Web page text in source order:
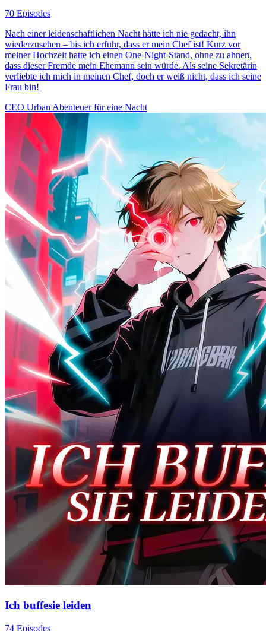
70 Episodes
Nach einer leidenschaftlichen Nacht hätte ich nie gedacht, ihn
wiederzusehen – bis ich erfuhr, dass er mein Chef ist! Kurz vor
meiner Hochzeit hatte ich einen One-Night-Stand, ohne zu ahnen,
dass dieser Fremde mein Ehemann sein würde. Als seine Sekretärin
verliebte ich mich in meinen Chef, doch er weiß nicht, dass ich seine
Frau bin!
CEO Urban Abenteuer für eine Nacht
Ich buffesie leiden
74 Episodes